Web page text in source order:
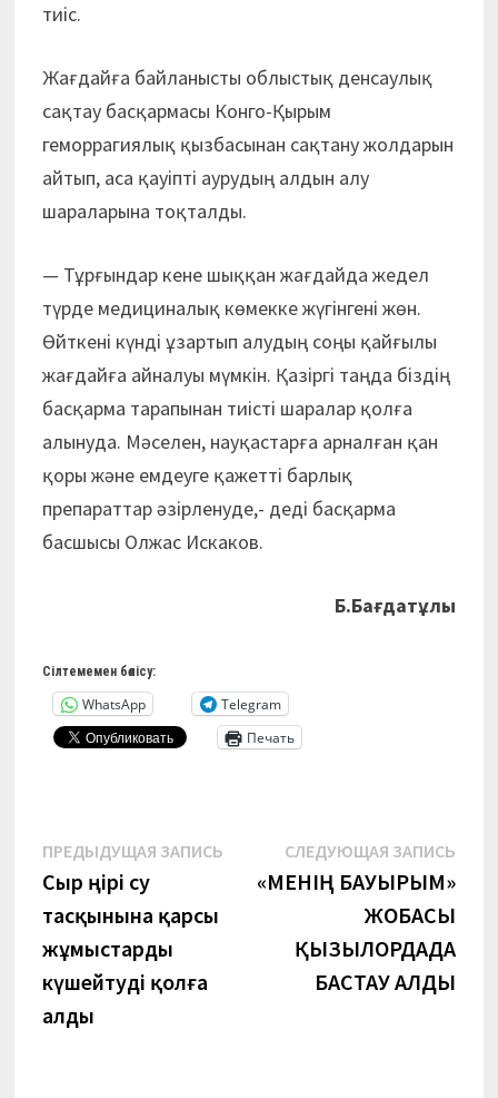
тиіс.
Жағдайға байланысты облыстық денсаулық
сақтау басқармасы Конго-Қырым
геморрагиялық қызбасынан сақтану жолдарын
айтып, аса қауіпті аурудың алдын алу
шараларына тоқталды.
— Тұрғындар кене шыққан жағдайда жедел
түрде медициналық көмекке жүгінгені жөн.
Өйткені күнді ұзартып алудың соңы қайғылы
жағдайға айналуы мүмкін. Қазіргі таңда біздің
басқарма тарапынан тиісті шаралар қолға
алынуда. Мәселен, науқастарға арналған қан
қоры және емдеуге қажетті барлық
препараттар әзірленуде,- деді басқарма
басшысы Олжас Искаков.
Б.Бағдатұлы
Сілтемемен бөлісу:
WhatsApp
Telegram
Печать
Навигация
по
записям
ПРЕДЫДУЩАЯ ЗАПИСЬПредыдущая
запись:
Сыр өңірі су
тасқынына қарсы
жұмыстарды
күшейтуді қолға
алды
СЛЕДУЮЩАЯ ЗАПИСЬ
«МЕНІҢ БАУЫРЫМ»
ЖОБАСЫ
ҚЫЗЫЛОРДАДА
БАСТАУ АЛДЫ